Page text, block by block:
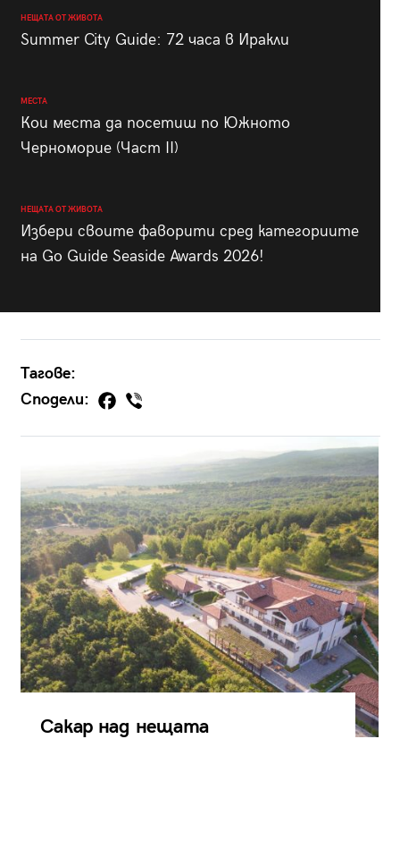
НЕЩАТА ОТ ЖИВОТА
Summer City Guide: 72 часа в Иракли
МЕСТА
Кои места да посетиш по Южното
Черноморие (Част II)
НЕЩАТА ОТ ЖИВОТА
Избери своите фаворити сред категориите
на Go Guide Seaside Awards 2026!
Тагове:
Сподели:
Сакар над нещата